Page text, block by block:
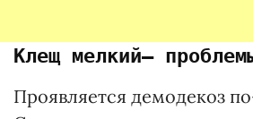
Клещ мелкий—
Проявляется демодекоз